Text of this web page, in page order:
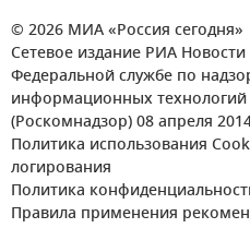
© 2026 МИА «Россия сегодня»
Сетевое издание РИА
Федеральной службе по
информационных
(Роскомнадзор) 08 апреля
Политика использования
логирования
Политика
Правила применения